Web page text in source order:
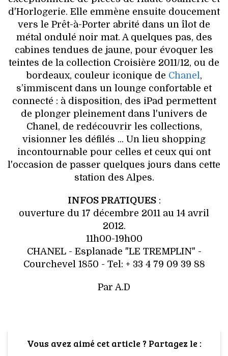
d'Horlogerie. Elle emmène ensuite doucement
vers le Prêt-à-Porter abrité dans un îlot de
métal ondulé noir mat. A quelques pas, des
cabines tendues de jaune, pour évoquer les
teintes de la collection Croisière 2011/12, ou de
bordeaux, couleur iconique de Chanel,
s’immiscent dans un lounge confortable et
connecté : à disposition, des iPad permettent
de plonger pleinement dans l'univers de
Chanel, de redécouvrir les collections,
visionner les défilés ... Un lieu shopping
incontournable pour celles et ceux qui ont
l'occasion de passer quelques jours dans cette
station des Alpes.
INFOS PRATIQUES:
ouverture du 17 décembre 2011 au 14 avril
2012.
11h00-19h00
CHANEL - Esplanade "LE TREMPLIN" -
Courchevel 1850 - Tel: + 33 4 79 09 39 88
Par A.D
Vous avez aimé cet article ? Partagez le :